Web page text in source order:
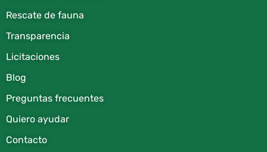
Rescate de fauna​
Transparencia
Licitaciones
Blog
Preguntas frecuentes
Quiero ayudar
Contacto